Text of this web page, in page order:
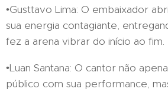
•Gusttavo Lima: O embaixador
sua energia contagiante,
fez a arena vibrar do início ao fim.
•Luan Santana: O cantor não
público com sua performance,